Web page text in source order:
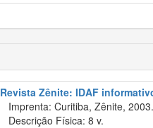
Revista Zênite: IDAF
Imprenta: Curitiba, Zênite, 2003.
Descrição Física: 8 v.